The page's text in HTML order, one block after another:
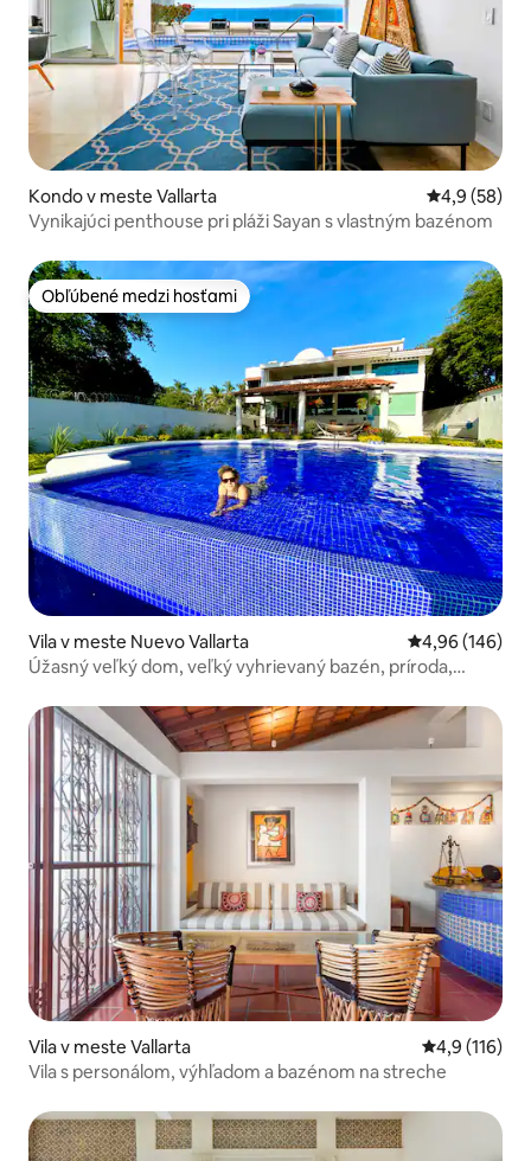
Kondo v meste Vallarta Priemerné
4,9 (58)
Vynikajúci penthouse pri pláži Sayan s vlastným bazénom
Obľúbené medzi hosťami
Obľúbené medzi hosťami
Vila v meste Nuevo Vallarta Priemerné
4,96 (146)
Úžasný veľký dom, veľký vyhrievaný bazén, príroda,
Vila v meste Vallarta Priemerné
4,9 (116)
Vila s personálom, výhľadom a bazénom na streche